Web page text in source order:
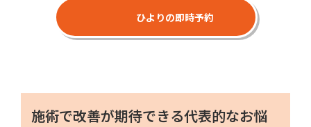
ひよりの即時予約
施術で改善が期待できる代表的なお悩